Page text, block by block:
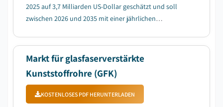
2025 auf 3,7 Milliarden US-Dollar geschätzt und soll
zwischen 2026 und 2035 mit einer jährlichen
Produktionskapazitäten für grünen Wasserstoff....
Markt für glasfaserverstärkte
Kunststoffrohre (GFK)
KOSTENLOSES PDF HERUNTERLADEN